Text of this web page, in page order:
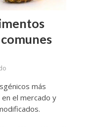
más
el mercado y